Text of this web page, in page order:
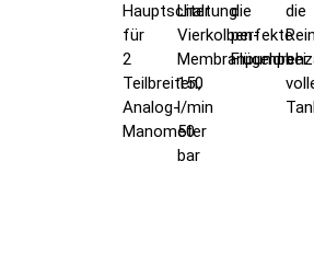
Hauptschaltung
für
2
Teilbreiten,
Analog-
Manometer
Liter
Vierkolben-
Membranpumpe
150
l/min
50
bar
die
perfekte
die
bei